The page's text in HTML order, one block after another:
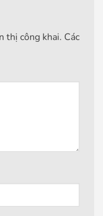
thị công khai. Các